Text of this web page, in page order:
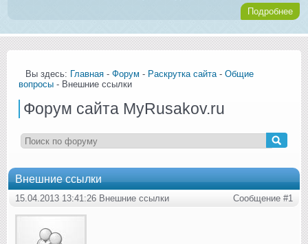
Подробнее
Вы здесь: Главная - Форум - Раскрутка сайта - Общие
вопросы - Внешние ссылки
Форум сайта MyRusakov.ru
Внешние ссылки
15.04.2013 13:41:26 Внешние ссылки Сообщение #1